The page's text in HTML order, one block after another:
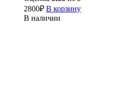
2800₽ В корзину
В наличии